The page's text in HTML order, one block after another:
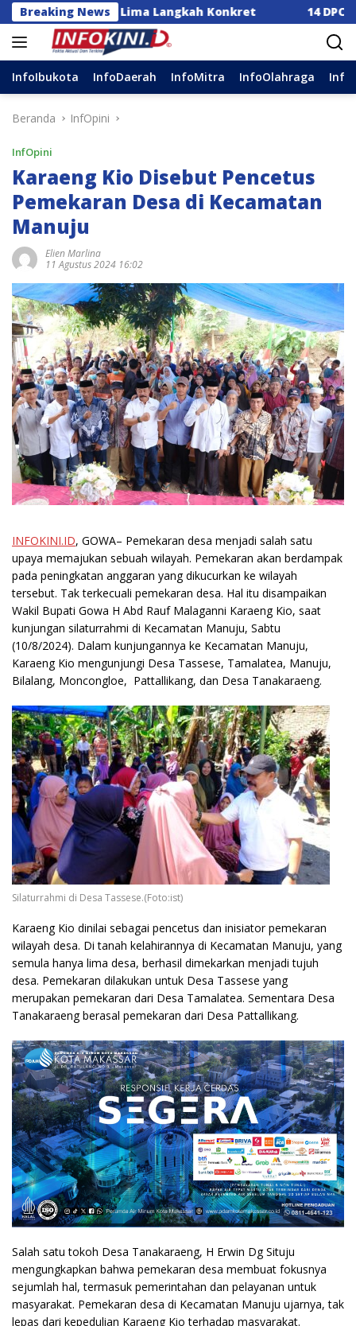
Langsung
ke
konten
Breaking News
Lima Langkah Konkret 14 DPC Terima SK
InfoIbukota InfoDaerah InfoMitra InfoOlahraga
Beranda InfOpini
InfOpini
Karaeng Kio Disebut Pencetus
Pemekaran Desa di Kecamatan
Manuju
Elien Marlina
11 Agustus 2024 16:02
INFOKINI.ID, GOWA– Pemekaran desa menjadi salah satu
upaya memajukan sebuah wilayah. Pemekaran akan berdampak
pada peningkatan anggaran yang dikucurkan ke wilayah
tersebut. Tak terkecuali pemekaran desa. Hal itu disampaikan
Wakil Bupati Gowa H Abd Rauf Malaganni Karaeng Kio, saat
kunjungan silaturrahmi di Kecamatan Manuju, Sabtu
(10/8/2024). Dalam kunjungannya ke Kecamatan Manuju,
Karaeng Kio mengunjungi Desa Tassese, Tamalatea, Manuju,
Bilalang, Moncongloe, Pattallikang, dan Desa Tanakaraeng.
Silaturrahmi di Desa Tassese.(Foto:ist)
Karaeng Kio dinilai sebagai pencetus dan inisiator pemekaran
wilayah desa. Di tanah kelahirannya di Kecamatan Manuju, yang
semula hanya lima desa, berhasil dimekarkan menjadi tujuh
desa. Pemekaran dilakukan untuk Desa Tassese yang
merupakan pemekaran dari Desa Tamalatea. Sementara Desa
Tanakaraeng berasal pemekaran dari Desa Pattallikang.
Salah satu tokoh Desa Tanakaraeng, H Erwin Dg Situju
mengungkapkan bahwa pemekaran desa membuat fokusnya
sejumlah hal, termasuk pemerintahan dan pelayanan untuk
masyarakat. Pemekaran desa di Kecamatan Manuju ujarnya, tak
lepas dari kepedulian Karaeng Kio terhadap masyarakat.